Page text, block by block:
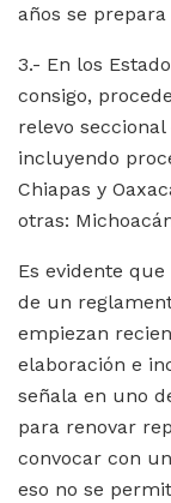
años se
3.- En los
consigo,
relevo
incluyendo
Chiapas y
otras:
Es evidente
de un
empiezan
elaboración e
señala en uno
para renovar
convocar con
eso no se